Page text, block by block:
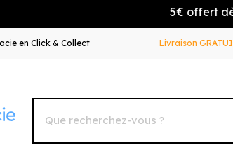
5€ offert dès 49€
en Click & Collect Livraison
Autour de la Pharmacie Votre